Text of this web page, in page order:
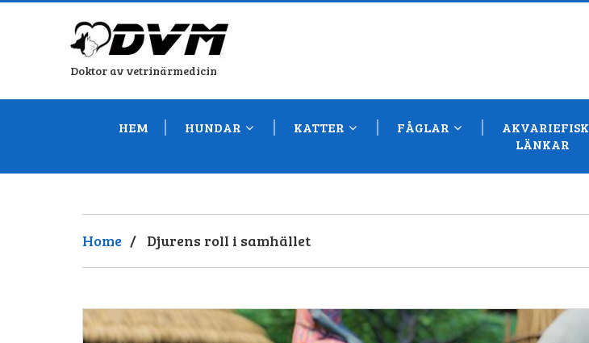
Doktor av vetrinärmedicin
HEM HUNDAR KATTER FÅGLAR AKVARIEFISK
LÄNKAR
Home / Djurens roll i samhället